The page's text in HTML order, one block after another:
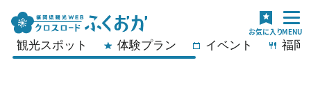
観光スポット 体験プラン イベント 福岡